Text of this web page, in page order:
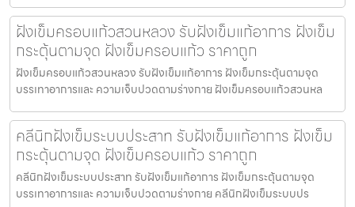
ฝังเข็มครอบแก้วสวนหลวง รับฝังเข็มแก้อาการ ฝังเข็ม
กระตุ้นตามจุด ฝังเข็มครอบแก้ว ราคาถูก
ฝังเข็มครอบแก้วสวนหลวง รับฝังเข็มแก้อาการ ฝังเข็มกระตุ้นตามจุด
บรรเทาอาการและ ความเจ็บปวดตามร่างกาย ฝังเข็มครอบแก้วสวนหล
คลีนิกฝังเข็มระบบประสาท รับฝังเข็มแก้อาการ ฝังเข็ม
กระตุ้นตามจุด ฝังเข็มครอบแก้ว ราคาถูก
คลีนิกฝังเข็มระบบประสาท รับฝังเข็มแก้อาการ ฝังเข็มกระตุ้นตามจุด
บรรเทาอาการและ ความเจ็บปวดตามร่างกาย คลีนิกฝังเข็มระบบปร